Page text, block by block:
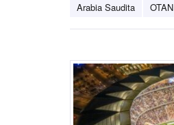
Arabia Saudita OTAN